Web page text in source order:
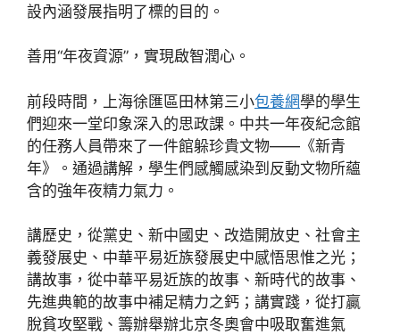
設內涵發展指明了標的目的。
善用“年夜資源”，實現啟智潤心。
前段時間，上海徐匯區田林第三小包養網學的學生
們迎來一堂印象深入的思政課。中共一年夜紀念館
的任務人員帶來了一件館躲珍貴文物——《新青
年》。通過講解，學生們感觸感染到反動文物所蘊
含的強年夜精力氣力。
講歷史，從黨史、新中國史、改造開放史、社會主
義發展史、中華平易近族發展史中感悟思惟之光；
講故事，從中華平易近族的故事、新時代的故事、
先進典範的故事中補足精力之鈣；講實踐，從打贏
脫貧攻堅戰、籌辦舉辦北京冬奧會中吸取奮進氣